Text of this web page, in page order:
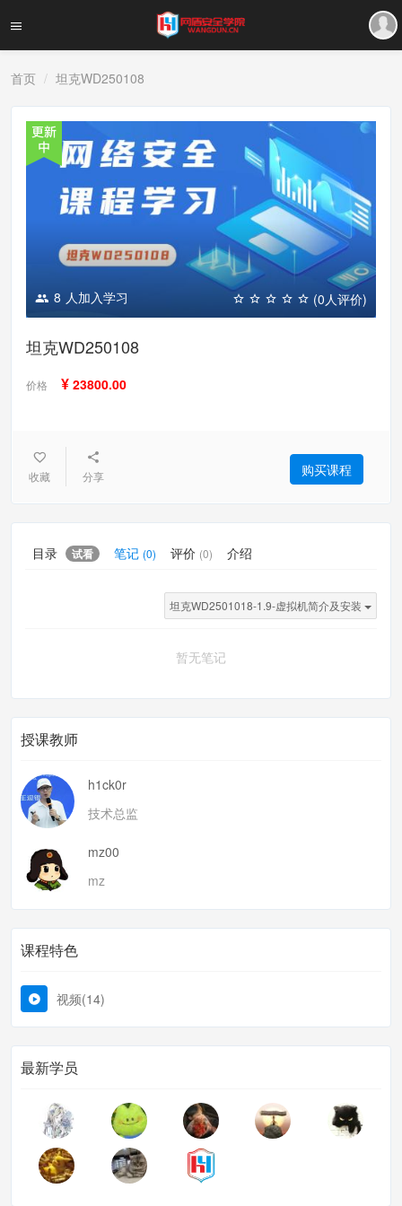
首页 坦克WD250108
8 人加入学习 (0人评价)
坦克WD250108
价格 ¥ 23800.00
收藏 分享 购买课程
目录 试看 笔记 (0) 评价 (0) 介绍
坦克WD2501018-1.9-虚拟机简介及安装
暂无笔记
授课教师
h1ck0r
技术总监
mz00
mz
课程特色
视频(14)
最新学员